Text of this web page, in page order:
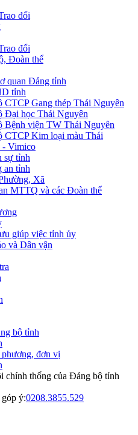
đổi
đổi
Đoàn thể
quan Đảng tỉnh
tỉnh
CTCP Gang thép Thái Nguyên
Đại học Thái Nguyên
Bệnh viện TW Thái Nguyên
CTCP Kim loại màu Thái
- Vimico
sự tỉnh
an tỉnh
Xã
MTTQ và các Đoàn thể
giúp việc tỉnh ủy
và Dân vận
bộ tỉnh
đơn vị
chính thống của Đảng bộ tỉnh
ý:0208.3855.529